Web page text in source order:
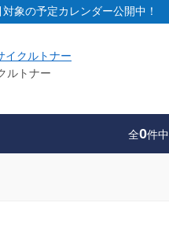
象の予定カレンダー公開中！
イクルトナー
ルトナー
全0件中